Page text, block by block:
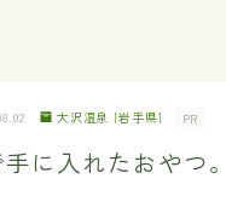
大沢温泉 [岩手県] PR
に入れたおやつ